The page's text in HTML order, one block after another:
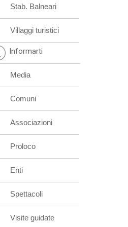
Stab. Balneari
Villaggi turistici
Informarti
Media
Comuni
Associazioni
Proloco
Enti
Spettacoli
Visite guidate